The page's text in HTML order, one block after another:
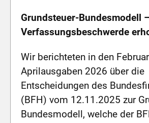
Grundsteuer-Bundesmodell –
Verfassungsbeschwerde
Wir berichteten in den
Aprilausgaben 2026 über die
Entscheidungen des
(BFH) vom 12.11.2025 zur
Bundesmodell, welche der